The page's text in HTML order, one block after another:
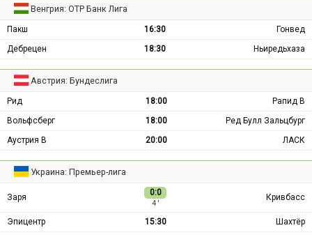
Венгрия: ОТР Банк Лига
Пакш 16:30
Гонвед
Дебрецен
18:30 Ньиредьхаза
Австрия: Бундеслига
Рид 18:00
Рапид В
Вольфсберг
18:00
Ред Булл Зальцбург
Аустрия В
20:00 ЛАСК
Украина: Премьер-лига
Заря 0:0
4 ′
Кривбасс
Эпицентр 15:30
Шахтёр